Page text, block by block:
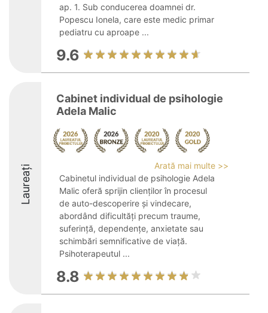
ap. 1. Sub conducerea doamnei dr.
Popescu Ionela, care este medic primar
pediatru cu aproape ...
9.6
Laureați
Cabinet individual de psihologie
Adela Malic
Arată mai multe >>
Cabinetul individual de psihologie Adela
Malic oferă sprijin clienților în procesul
de auto-descoperire și vindecare,
abordând dificultăți precum traume,
suferință, dependențe, anxietate sau
schimbări semnificative de viață.
Psihoterapeutul ...
8.8